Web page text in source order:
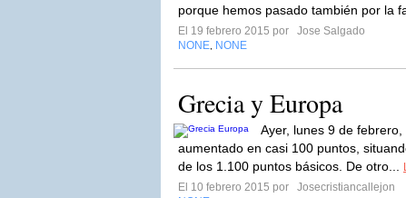
porque hemos pasado también por la
El 19 febrero 2015 por
Jose Salgado
NONE NONE
Grecia y Europa
Ayer, lunes 9 de
aumentado en casi 100 puntos,
de los 1.100 puntos básicos. De otro...
El 10 febrero 2015 por
Josecristiancallejon